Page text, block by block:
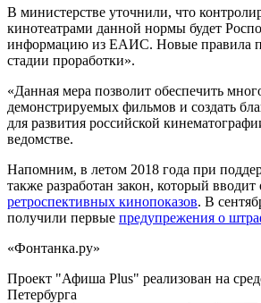
В министерстве уточнили, что
кинотеатрами данной нормы будет
информацию из ЕАИС. Новые правила
стадии проработки».
«Данная мера позволит обеспечить
демонстрируемых фильмов и создать
для развития российской
ведомстве.
Напомним, в летом 2018 года при
также разработан закон, который
ретроспективных кинопоказов. В
получили первые предупрежения о
«Фонтанка.ру»
Проект "Афиша Plus" реализован на
Петербурга